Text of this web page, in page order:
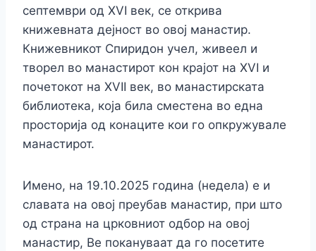
септември од XVI век, се открива
книжевната дејност во овој манастир.
Книжевникот Спиридон учел, живеел и
творел во манастирот кон крајот на XVI и
почетокот на XVII век, во манастирската
библиотека, која била сместена во една
просторија од конаците кои го опкружувале
манастирот.
Имено, на 19.10.2025 година (недела) е и
славата на овој преубав манастир, при што
од страна на црковниот одбор на овој
манастир, Ве покануваат да го посетите